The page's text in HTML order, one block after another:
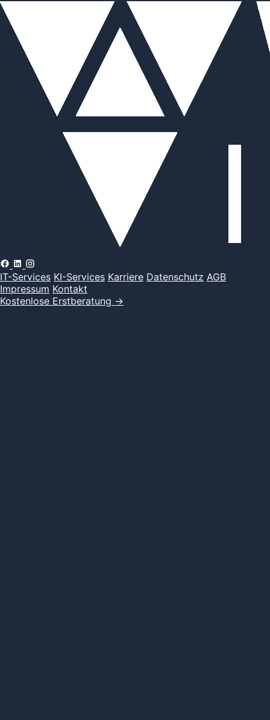
IT-Services KI-Services Karriere Datenschutz AGB
Impressum Kontakt
Kostenlose Erstberatung →